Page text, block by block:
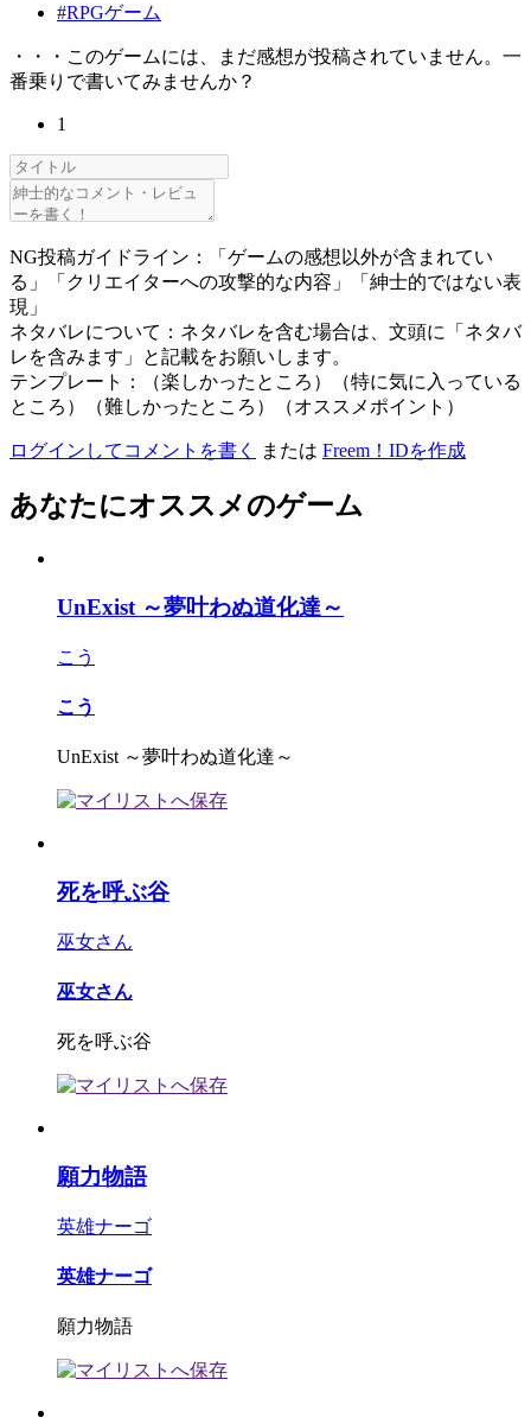
#RPGゲーム
・・・このゲームには、まだ感想が投稿されていません。一
番乗りで書いてみませんか？
1
NG投稿ガイドライン：「ゲームの感想以外が含まれてい
る」「クリエイターへの攻撃的な内容」「紳士的ではない表
現」
ネタバレについて：ネタバレを含む場合は、文頭に「ネタバ
レを含みます」と記載をお願いします。
テンプレート：（楽しかったところ）（特に気に入っている
ところ）（難しかったところ）（オススメポイント）
ログインしてコメントを書く または Freem！IDを作成
あなたにオススメのゲーム
UnExist ～夢叶わぬ道化達～
こう
こう
UnExist ～夢叶わぬ道化達～
死を呼ぶ谷
巫女さん
巫女さん
死を呼ぶ谷
願力物語
英雄ナーゴ
英雄ナーゴ
願力物語